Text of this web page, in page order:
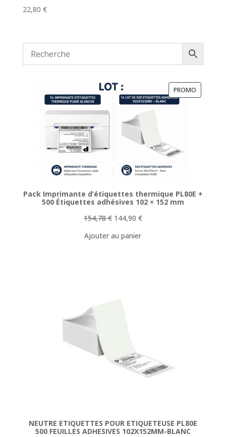
22,80 €
PROMO
Pack Imprimante d’étiquettes thermique PL80E +
500 Étiquettes adhésives 102 × 152 mm
154,78€ Le
initial
144,90 €Le
Ajouter au panier
NEUTRE ETIQUETTES POUR ETIQUETEUSE PL80E
500 FEUILLES ADHESIVES 102X152MM-BLANC